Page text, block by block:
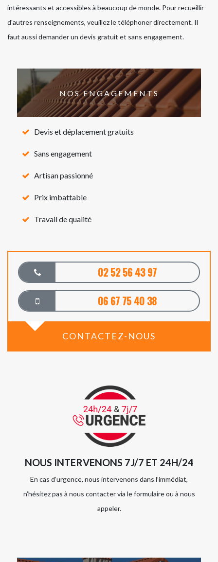
intéressants et accessibles à beaucoup de monde. Pour recueillir
d'autres renseignements, veuillez le téléphoner directement. Il
faut aussi demander un devis gratuit et sans engagement.
NOS ENGAGEMENTS
Devis et déplacement gratuits
Sans engagement
Artisan passionné
Prix imbattable
Travail de qualité
02 52 56 43 97
06 67 75 40 38
CONTACTEZ-NOUS
NOUS INTERVENONS 7J/7 ET 24H/24
En cas d’urgence, nous intervenons dans l’immédiat,
n’hésitez pas à nous contacter via le formulaire ou à nous
appeler.